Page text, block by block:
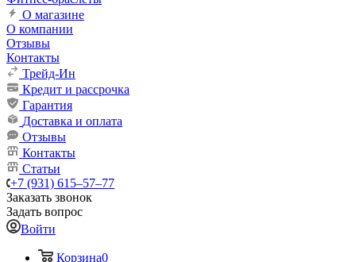
О магазине
О компании
Отзывы
Контакты
Трейд-Ин
Кредит и рассрочка
Гарантия
Доставка и оплата
Отзывы
Контакты
Статьи
+7 (931) 615‒57‒77
Заказать звонок
Задать вопрос
Войти
Корзина0